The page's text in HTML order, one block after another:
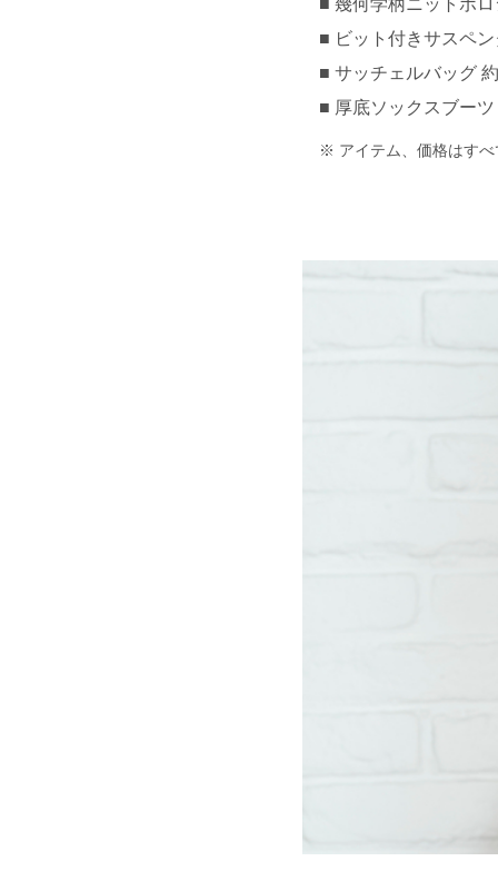
幾何学柄ニットポ
ビット付きサスペ
サッチェルバッグ
厚底ソックスブー
アイテム、価格はす